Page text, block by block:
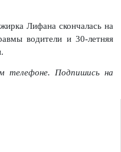
Лифана скончалась на
водители и 30-летняя
телефоне. Подпишись на